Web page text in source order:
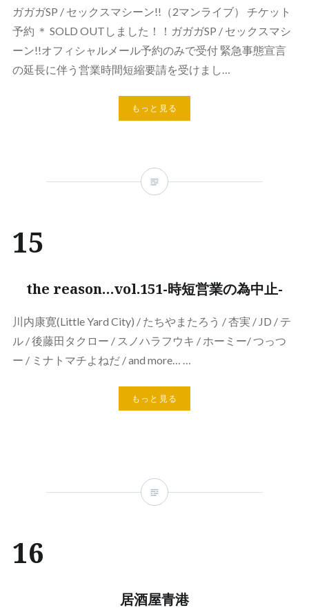
ガガガSP / セックスマシーン!!（2マンライブ） チケット
予約 ＊ SOLD OUTしました！！ガガガSP / セックスマシ
ーン!!オフィシャルメール予約のみで受付 緊急事態宣言
の延長に伴う営業時間短縮要請を受けまし…
もっと見る
15
the reason…vol.151-時短営業の為中止-
川内康寛(Little Yard City) / たちやまたろう / 杏実 / JD / テ
ル / 後藤田タクロー / スノハラフウキ / ホーミー/ つっつ
ー / ミナトマチよねだ / and more… …
もっと見る
16
居酒屋青港